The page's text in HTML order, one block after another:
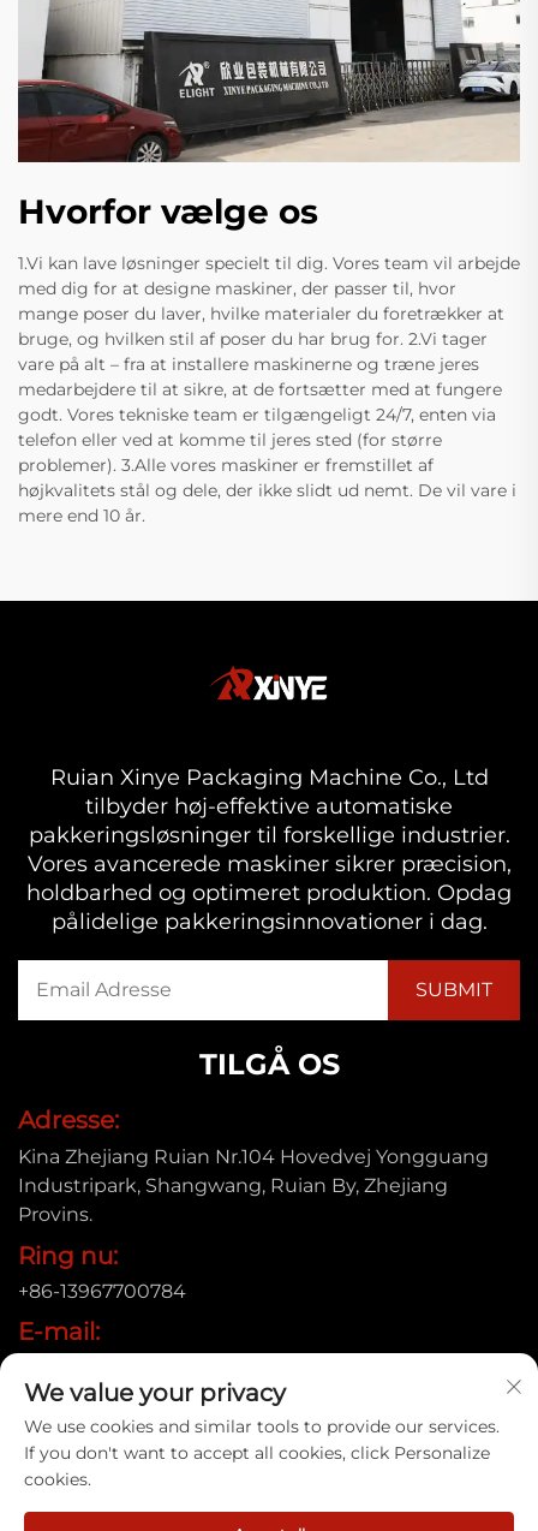
Hvorfor vælge os
1.Vi kan lave løsninger specielt til dig. Vores team vil arbejde
med dig for at designe maskiner, der passer til, hvor
mange poser du laver, hvilke materialer du foretrækker at
bruge, og hvilken stil af poser du har brug for. 2.Vi tager
vare på alt – fra at installere maskinerne og træne jeres
medarbejdere til at sikre, at de fortsætter med at fungere
godt. Vores tekniske team er tilgængeligt 24/7, enten via
telefon eller ved at komme til jeres sted (for større
problemer). 3.Alle vores maskiner er fremstillet af
højkvalitets stål og dele, der ikke slidt ud nemt. De vil vare i
mere end 10 år.
Ruian Xinye Packaging Machine Co., Ltd
tilbyder høj-effektive automatiske
pakkeringsløsninger til forskellige industrier.
Vores avancerede maskiner sikrer præcision,
holdbarhed og optimeret produktion. Opdag
pålidelige pakkeringsinnovationer i dag.
TILGÅ OS
Adresse:
Kina Zhejiang Ruian Nr.104 Hovedvej Yongguang
Industripark, Shangwang, Ruian By, Zhejiang
Provins.
Ring nu:
+86-13967700784
E-mail:
Copyright © 2025 Ruian Xinye Packaging Machine Co.,Ltd |
We value your privacy
We use cookies and similar tools to provide our services.
If you don't want to accept all cookies, click Personalize
cookies.